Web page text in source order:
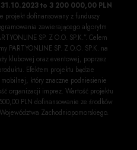
to 3 200 000,00 PLN
projekt dofinansowany z funduszy
zawierającego algorytm
SP. Z O.O. SP.K.”. Celem
PARTYONLINE SP. Z O.O. SP.K. na
klubowej oraz eventowej, poprzez
Efektem projektu będzie
który znaczne podniesienie
organizacji imprez. Wartość projektu
PLN dofinansowanie ze środków
Zachodniopomorskiego.